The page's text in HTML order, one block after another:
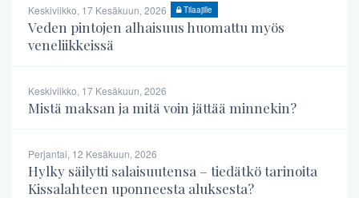
Keskiviikko, 17 Kesäkuun, 2026 Tilaajille
Veden pintojen alhaisuus huomattu myös
veneliikkeissä
Keskiviikko, 17 Kesäkuun, 2026
Mistä maksan ja mitä voin jättää minnekin?
Perjantai, 12 Kesäkuun, 2026
Hylky säilytti salaisuutensa – tiedätkö tarinoita
Kissalahteen uponneesta aluksesta?